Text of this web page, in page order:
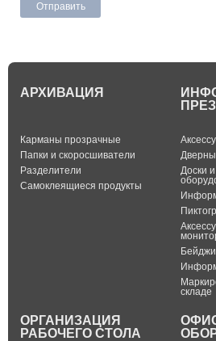
АРХИВАЦИЯ
Карманы прозрачные
Папки и скоросшиватели
Разделители
Самоклеящиеся продукты
Доски
Бейджи
складе
ОРГАНИЗАЦИЯ
РАБОЧЕГО СТОЛА